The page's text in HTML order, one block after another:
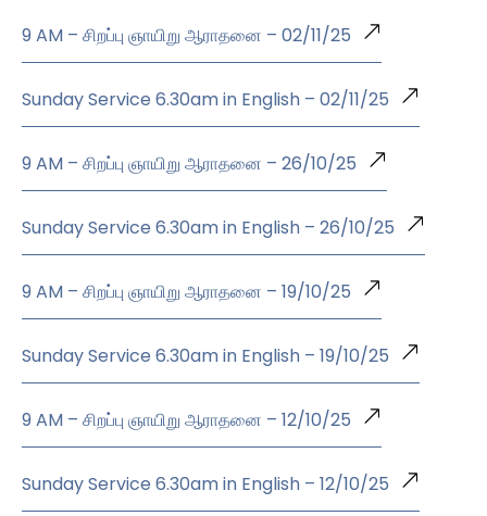
9 AM – சிறப்பு ஞாயிறு ஆராதனை – 02/11/25
Sunday Service 6.30am in English – 02/11/25
9 AM – சிறப்பு ஞாயிறு ஆராதனை – 26/10/25
Sunday Service 6.30am in English – 26/10/25
9 AM – சிறப்பு ஞாயிறு ஆராதனை – 19/10/25
Sunday Service 6.30am in English – 19/10/25
9 AM – சிறப்பு ஞாயிறு ஆராதனை – 12/10/25
Sunday Service 6.30am in English – 12/10/25